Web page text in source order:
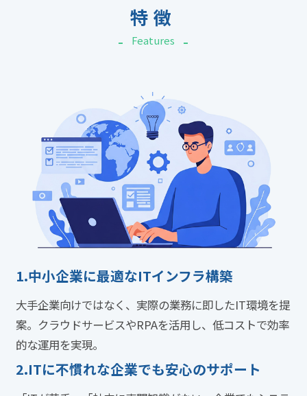
特徴
Features
1.中小企業に最適なITインフラ構築
大手企業向けではなく、実際の業務に即したIT環境を提
案。クラウドサービスやRPAを活用し、低コストで効率
的な運用を実現。
2.ITに不慣れな企業でも安心のサポート